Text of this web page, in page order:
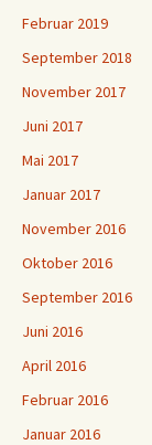
Februar 2019
September 2018
November 2017
Juni 2017
Mai 2017
Januar 2017
November 2016
Oktober 2016
September 2016
Juni 2016
April 2016
Februar 2016
Januar 2016